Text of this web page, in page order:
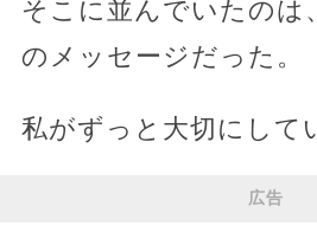
そこに並んでいたのは
のメッセージだった。
私がずっと大切にして
広告